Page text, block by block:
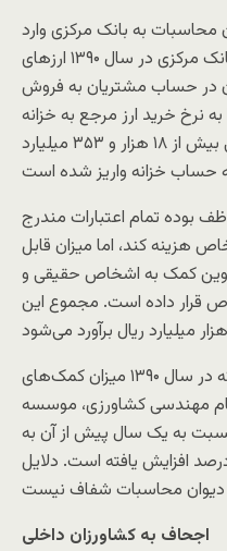
محاسبات به بانک مرکزی وارد
کرده دلالی در بازار ارز است. بانک مرکزی در سال ۱۳۹۰ ارزهای
در حساب مشتریان به فروش
به نرخ خرید ارز مرجع به خزانه
واریز کرده است. با این روش مبلغی بیش از ۱۸ هزار و ۳۵۳ میلیارد
بوده تمام اعتبارات مندرج
هزینه کند، اما میزان قابل
کمک به اشخاص حقیقی و
قرار داده است. مجموع این
دیوان محاسبات می‌نویسد که در سال ۱۳۹۰ میزان کمک‌های
مهندسی کشاورزی، موسسه
به یک سال پیش از آن به
۱۷۰ درصد، ۲۸۳ درصد و ۱۸۵ درصد افزایش یافته است. دلایل
اجحاف به کشاورزان داخلی